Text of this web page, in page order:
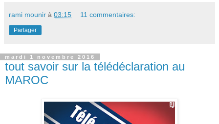
rami mounir à 03:15 11 commentaires:
Partager
mardi 1 novembre 2016
tout savoir sur la télédéclaration au
MAROC